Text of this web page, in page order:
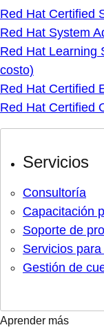
Red Hat Certified
Red Hat System
Red Hat Learning
costo)
Red Hat Certified
Red Hat Certified
Servicios
Consultoría
Capacitación
Soporte de
Servicios
Gestión de
Aprender más